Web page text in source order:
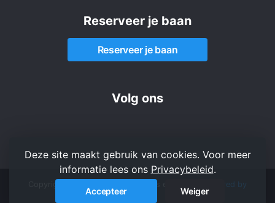
Reserveer je baan
Reserveer je baan
Volg ons
Powered by
Deze site maakt gebruik van cookies. Voor meer
informatie lees ons Privacybeleid.
Accepteer Weiger